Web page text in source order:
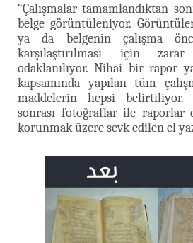
“Çalışmalar tamamlandıktan
belge görüntüleniyor.
ya da belgenin çalışma
karşılaştırılması için
odaklanılıyor. Nihai bir rapor
kapsamında yapılan tüm
maddelerin hepsi belirtiliyor.
sonrası fotoğraflar ile raporlar
korunmak üzere sevk edilen el